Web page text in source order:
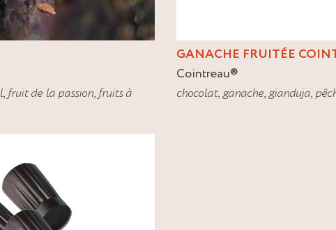
,fruit de la passion,fruits à
GANACHE FRUITÉE
Cointreau®
chocolat,ganache,gianduja,